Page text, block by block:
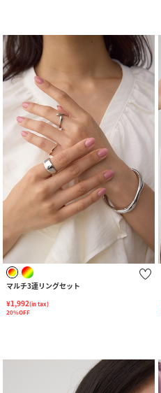
マルチ3連リングセット
¥1,992(in tax)
20%OFF